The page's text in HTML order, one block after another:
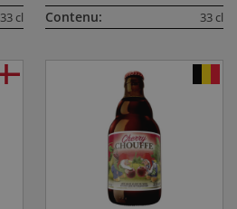
33 cl Contenu: 33 cl